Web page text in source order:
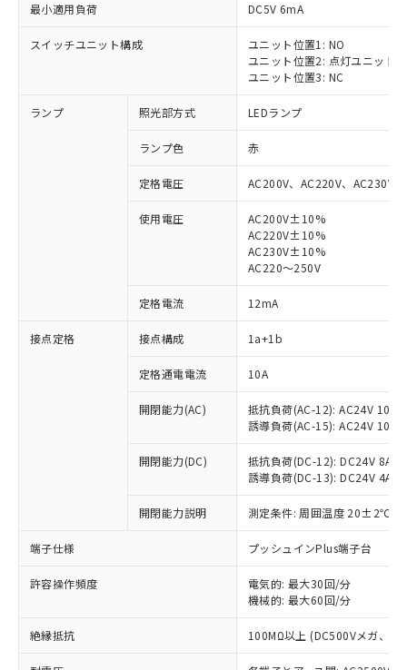
最小適用負荷 DC5V 6mA
スイッチユニット構成
ユニット位置1: NO
ユニット位置2: 点灯ユニット
ユニット位置3: NC
ランプ 照光部方式 LEDランプ
ランプ色 赤
定格電圧 AC200V、AC220V、AC230V
使用電圧
AC200V±10%
AC220V±10%
AC230V±10%
AC220～250V
定格電流 12mA
接点定格 接点構成 1a+1b
定格通電電流 10A
開閉能力(AC)
抵抗負荷(AC-12): AC24V 10A/
誘導負荷(AC-15): AC24V
開閉能力(DC)
抵抗負荷(DC-12): DC24V 8A/
誘導負荷(DC-13): DC24V 4A/
開閉能力説明 測定条件: 周囲温度 20±2℃、
端子仕様 プッシュインPlus端子台
許容操作頻度
電気的: 最大30回/分
機械的: 最大60回/分
絶縁抵抗 100MΩ以上 (DC500Vメガ、点
ご利用条件
以下の条件をお読みいただき、同意のうえ
ご利用ください。
本サービスは、当社制御機器事業取扱
商品の当社在庫状況および標準価格
(税抜)を提供させていただくもので
当社制御機器事業取扱商品の中には、
本サービスの対象外となる商品もある
※1 対応状況
対応済み：EU RoHS指令（10物質）の
非含有に対応した製品が提供可能な商品で
対応予定：EU RoHS指令（10物質）の非含
有に対応した製品に切り替える予定のある
対応予定なし：EU RoHS指令（10物質）の
非含有に非対応の商品で、対応品を出す予
調査・確認中：EU RoHS指令（10物質）の
非含有の対応状況を調査中または確認中の
商品です。
非該当品：ライセンス料など無形物で、有
害物質有無と関係のない商品です。
仕入先様の事情により、非含有部品として
いたものが、含有品と判明した場合などや
「○」：最大均質材料含有率が中国RoHSの
基準値以下であることを示します。
「×」：最大均質材料含有率が中国RoHSの
基準値を超えていることを示します。
当社は、これら貴社製品のうち、外国